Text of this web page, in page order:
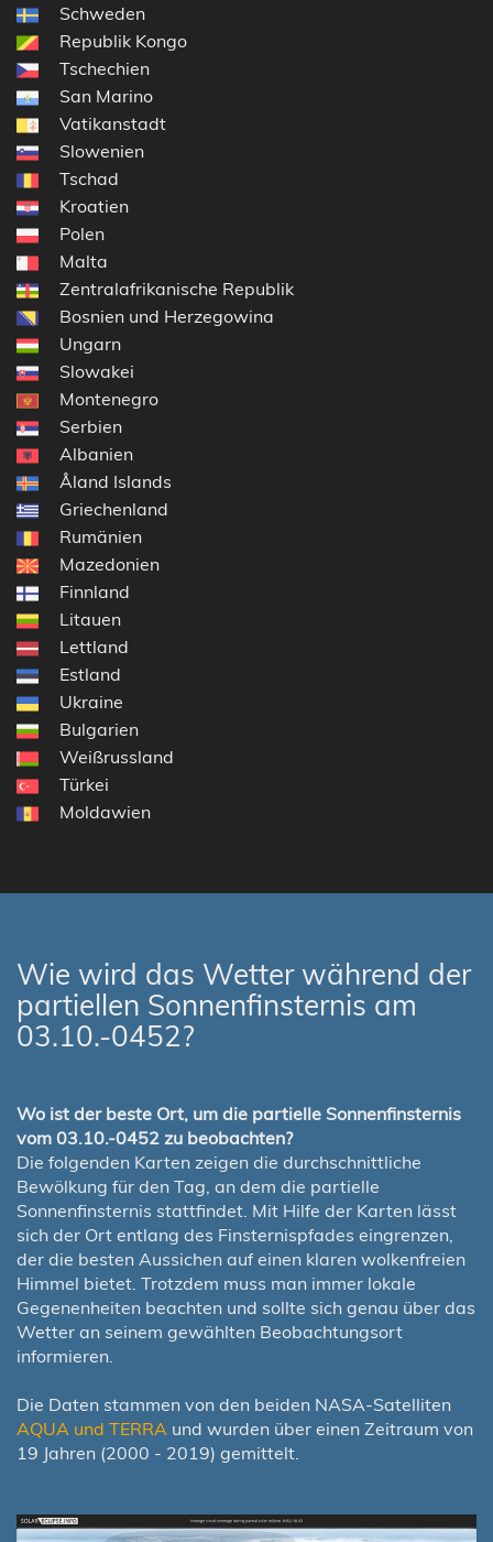
Schweden
Republik Kongo
Tschechien
San Marino
Vatikanstadt
Slowenien
Tschad
Kroatien
Polen
Malta
Zentralafrikanische Republik
Bosnien und Herzegowina
Ungarn
Slowakei
Montenegro
Serbien
Albanien
Åland Islands
Griechenland
Rumänien
Mazedonien
Finnland
Litauen
Lettland
Estland
Ukraine
Bulgarien
Weißrussland
Türkei
Moldawien
Wie wird das Wetter während der
partiellen Sonnenfinsternis am
03.10.-0452?
Wo ist der beste Ort, um die partielle Sonnenfinsternis
vom 03.10.-0452 zu beobachten?
Die folgenden Karten zeigen die durchschnittliche
Bewölkung für den Tag, an dem die partielle
Sonnenfinsternis stattfindet. Mit Hilfe der Karten lässt
sich der Ort entlang des Finsternispfades eingrenzen,
der die besten Aussichen auf einen klaren wolkenfreien
Himmel bietet. Trotzdem muss man immer lokale
Gegenenheiten beachten und sollte sich genau über das
Wetter an seinem gewählten Beobachtungsort
informieren.
Die Daten stammen von den beiden NASA-Satelliten
AQUA und TERRA und wurden über einen Zeitraum von
19 Jahren (2000 - 2019) gemittelt.